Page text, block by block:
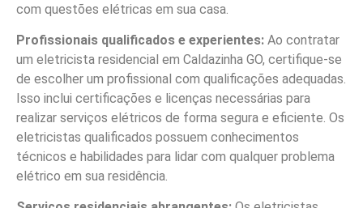
com questões elétricas em sua casa.
Profissionais qualificados e experientes: Ao contratar
um eletricista residencial em Caldazinha GO, certifique-se
de escolher um profissional com qualificações adequadas.
Isso inclui certificações e licenças necessárias para
realizar serviços elétricos de forma segura e eficiente. Os
eletricistas qualificados possuem conhecimentos
técnicos e habilidades para lidar com qualquer problema
elétrico em sua residência.